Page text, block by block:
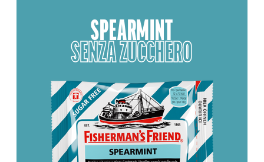
SPEARMINT
SENZA ZUCCHERO